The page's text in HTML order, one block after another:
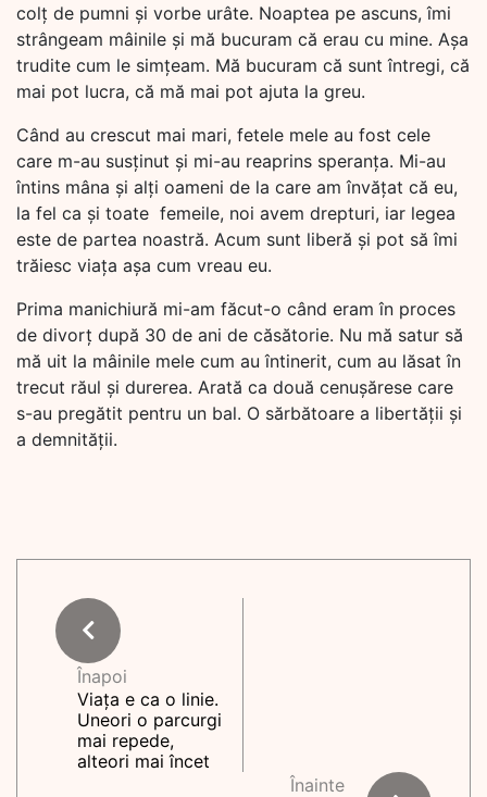
colț de pumni și vorbe urâte. Noaptea pe ascuns, îmi
strângeam mâinile și mă bucuram că erau cu mine. Așa
trudite cum le simțeam. Mă bucuram că sunt întregi, că
mai pot lucra, că mă mai pot ajuta la greu.
Când au crescut mai mari, fetele mele au fost cele
care m-au susținut și mi-au reaprins speranța. Mi-au
întins mâna și alți oameni de la care am învățat că eu,
la fel ca și toate femeile, noi avem drepturi, iar legea
este de partea noastră. Acum sunt liberă și pot să îmi
trăiesc viața așa cum vreau eu.
Prima manichiură mi-am făcut-o când eram în proces
de divorț după 30 de ani de căsătorie. Nu mă satur să
mă uit la mâinile mele cum au întinerit, cum au lăsat în
trecut răul și durerea. Arată ca două cenușărese care
s-au pregătit pentru un bal. O sărbătoare a libertății și
a demnității.
Înapoi
Viața e ca o linie.
Uneori o parcurgi
mai repede,
alteori mai încet
Înainte